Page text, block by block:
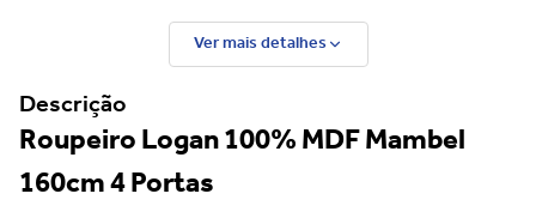
Ver mais detalhes
Descrição
Roupeiro Logan 100% MDF Mambel
160cm 4 Portas